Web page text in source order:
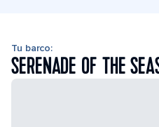
Tu barco:
SERENADE OF THE